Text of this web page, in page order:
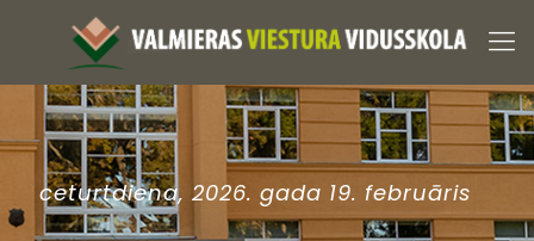
ceturtdiena, 2026. gada 19. februāris